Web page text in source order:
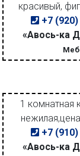
красивый,
+7
«Авось-ка
1 комнатная
+7
«Авось-ка